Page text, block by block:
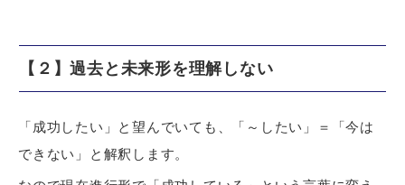
【２】過去と未来形を理解しない
「成功したい」と望んでいても、「～したい」＝「今は
できない」と解釈します。